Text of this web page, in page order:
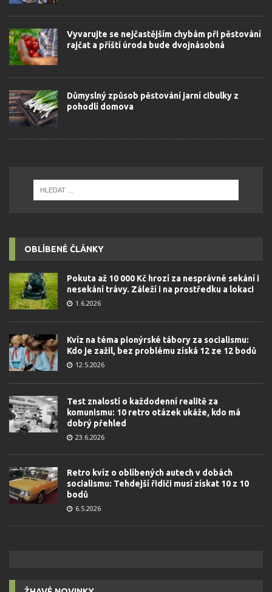
Vyvarujte se nejčastějším chybám při pěstování
rajčat a příští úroda bude dvojnásobná
Důmyslný způsob pěstování jarní cibulky z
pohodlí domova
OBLÍBENÉ ČLÁNKY
Pokuta až 10 000 Kč hrozí za nesprávné sekání i
nesekání trávy. Záleží i na prostředku a lokaci
1.6.2026
Kvíz na téma pionýrské tábory za socialismu:
Kdo je zažil, bez problému získá 12 ze 12 bodů
12.5.2026
Test znalostí o každodenní realitě za
komunismu: 10 retro otázek ukáže, kdo má
dobrý přehled
23.6.2026
Retro kvíz o oblíbených autech v dobách
socialismu: Tehdejší řidiči musí získat 10 z 10
bodů
6.5.2026